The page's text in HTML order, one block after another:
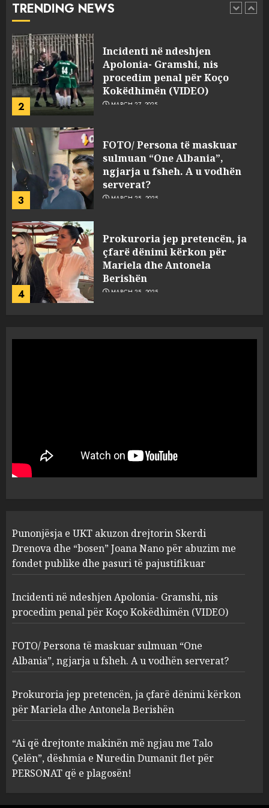
TRENDING NEWS
1
pasuri të pajustifikuar
2
Incidenti në ndeshjen
Apolonia- Gramshi, nis
procedim penal për Koço
Kokëdhimën (VIDEO)
MARCH 27, 2025
3
FOTO/ Persona të maskuar
sulmuan “One Albania”,
ngjarja u fsheh. A u vodhën
serverat?
MARCH 25, 2025
4
Prokuroria jep pretencën, ja
çfarë dënimi kërkon për
Mariela dhe Antonela
Berishën
MARCH 25, 2025
1
“bosen” Joana Nano për
abuzim me fondet publike dhe
pasuri të pajustifikuar
2
Apolonia- Gramshi, nis
procedim penal për Koço
Kokëdhimën (VIDEO)
MARCH 27, 2025
3
FOTO/ Persona të maskuar
sulmuan “One Albania”,
ngjarja u fsheh. A u vodhën
serverat?
MARCH 25, 2025
4
Prokuroria jep pretencën, ja
çfarë dënimi kërkon për
Berishën
MARCH 25, 2025
Punonjësja e UKT akuzon drejtorin Skerdi
Drenova dhe “bosen” Joana Nano për abuzim me
fondet publike dhe pasuri të pajustifikuar
Incidenti në ndeshjen Apolonia- Gramshi, nis
procedim penal për Koço Kokëdhimën (VIDEO)
FOTO/ Persona të maskuar sulmuan “One
Albania”, ngjarja u fsheh. A u vodhën serverat?
Prokuroria jep pretencën, ja çfarë dënimi kërkon
për Mariela dhe Antonela Berishën
“Ai që drejtonte makinën më ngjau me Talo
Çelën”, dëshmia e Nuredin Dumanit flet për
PERSONAT që e plagosën!